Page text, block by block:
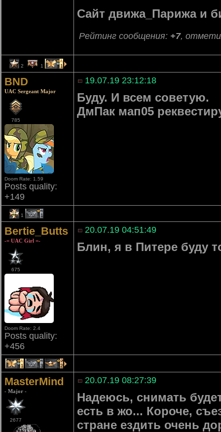
Сайт движа_Парижа и
Рейтинг сообщения: +7,
2 1 1
BND
UAC Sergeant Major
785
Doom Rate: 1.59
Posts quality:
+149
19.07.19 23:12:18
Буду. И всем советую.
ДмПак мап05
1 1
Bertie_Butts
-= UAC Girl =-
675
Doom Rate: 2.4
Posts quality:
+456
20.07.19 04:51:49
Блин, я в Питере буду
1 3 2
MasterMind
- Major -
2677
20.07.19 08:27:39
Надеюсь, снимать
есть в жо... Короче,
стране ездить очень